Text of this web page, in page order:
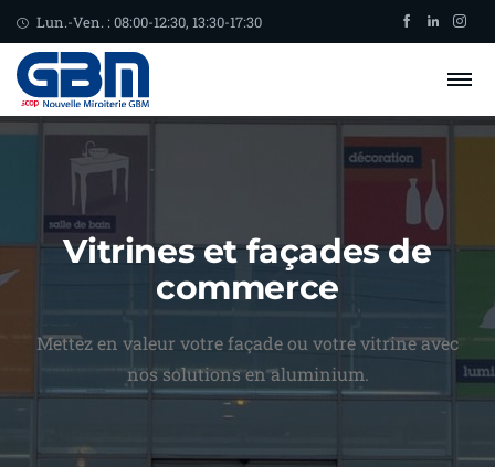
Lun.-Ven. : 08:00-12:30, 13:30-17:30
Vitrines et façades de
commerce
Mettez en valeur votre façade ou votre vitrine avec
nos solutions en aluminium.